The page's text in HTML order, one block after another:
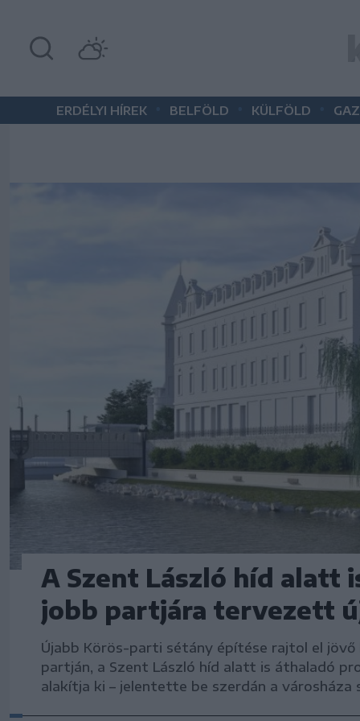
ERDÉLYI HÍREK BELFÖLD KÜLFÖLD
A Szent László híd alatt
jobb partjára tervezett
Újabb Körös-parti sétány építése rajtol el
partján, a Szent László híd alatt is áthaladó
alakítja ki – jelentette be szerdán a városháza